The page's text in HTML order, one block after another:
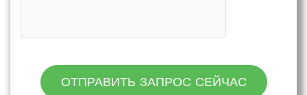
ОТПРАВИТЬ ЗАПРОС СЕЙЧАС